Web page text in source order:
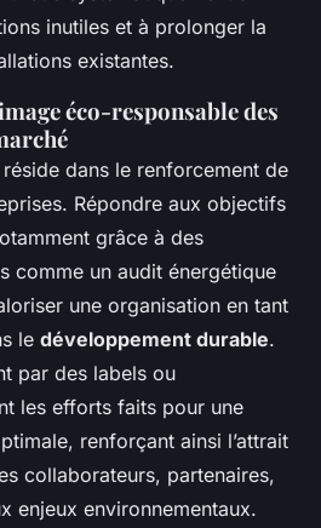
inutiles et à prolonger la
existantes.
éco-responsable des
dans le renforcement de
Répondre aux objectifs
grâce à des
comme un audit énergétique
une organisation en tant
le développement durable.
par des labels ou
les efforts faits pour une
renforçant ainsi l’attrait
collaborateurs, partenaires,
enjeux environnementaux.